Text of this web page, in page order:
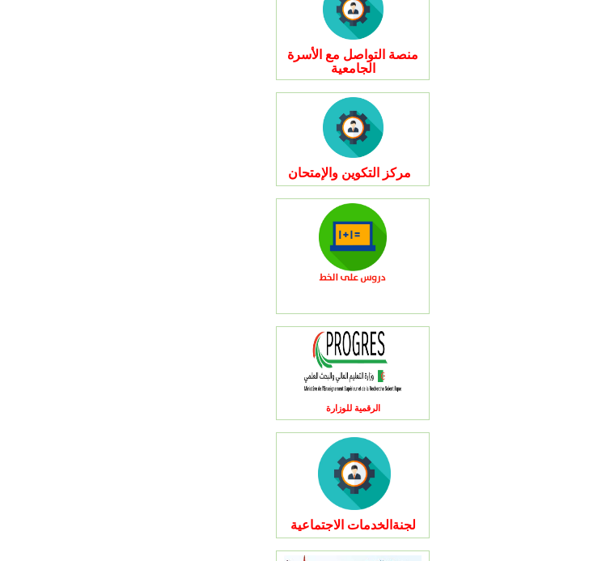
منصة التواصل مع الأسرة
الجامعية
مركز التكوين والإمتحان
الرقمية للوزارة
لجنةالخدمات الاجتماعية